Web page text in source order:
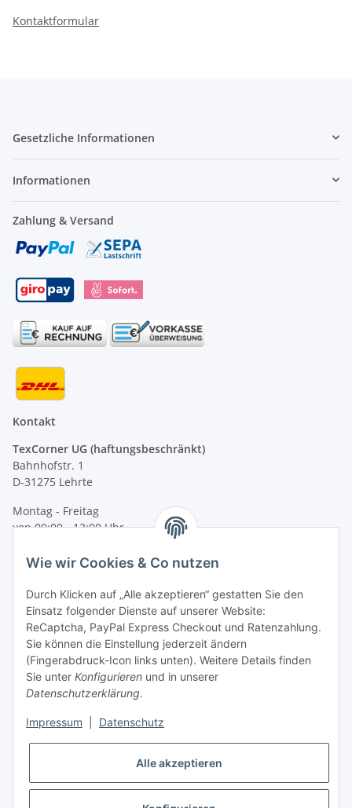
Kontaktformular
Gesetzliche Informationen
Informationen
Zahlung & Versand
Kontakt
TexCorner UG (haftungsbeschränkt)
Bahnhofstr. 1
D-31275 Lehrte
Montag - Freitag
von 09:00 - 13:00 Uhr
Tel: +49 (0) 5132 8230689
Fax: +49 (0) 5132 8230693
E-Mail:mail@signalweste.net
Wie wir Cookies & Co nutzen
Durch Klicken auf „Alle akzeptieren“ gestatten Sie den
Einsatz folgender Dienste auf unserer Website:
ReCaptcha, PayPal Express Checkout und Ratenzahlung.
Sie können die Einstellung jederzeit ändern
(Fingerabdruck-Icon links unten). Weitere Details finden
Sie unter Konfigurieren und in unserer
Datenschutzerklärung.
Impressum Datenschutz
Alle akzeptieren